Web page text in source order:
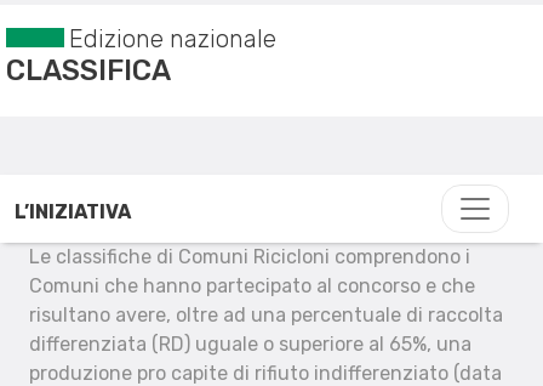
Edizione nazionale
CLASSIFICA
L’INIZIATIVA
Le classifiche di Comuni Ricicloni comprendono i
Comuni che hanno partecipato al concorso e che
risultano avere, oltre ad una percentuale di raccolta
differenziata (RD) uguale o superiore al 65%, una
produzione pro capite di rifiuto indifferenziato (data